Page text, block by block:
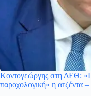
Κοντογεώργης στη ΔΕΘ:
παροχολογική» η ατζέντα –